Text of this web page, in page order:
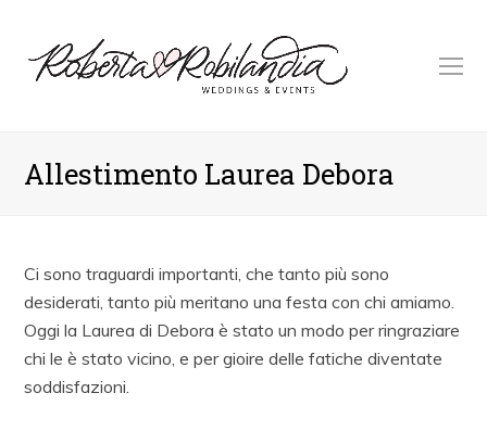
Allestimento Laurea Debora
Ci sono traguardi importanti, che tanto più sono
desiderati, tanto più meritano una festa con chi amiamo.
Oggi la Laurea di Debora è stato un modo per ringraziare
chi le è stato vicino, e per gioire delle fatiche diventate
soddisfazioni.